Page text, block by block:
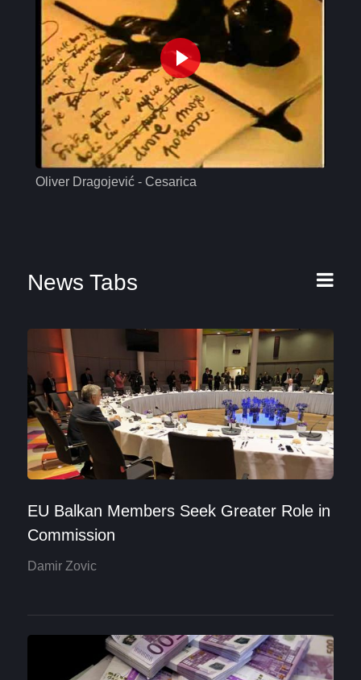
Oliver Dragojević - Cesarica
News Tabs
EU Balkan Members Seek Greater Role in
Commission
Damir Zovic